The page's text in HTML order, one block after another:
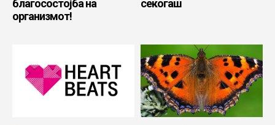
благосостојба на
организмот!
секогаш